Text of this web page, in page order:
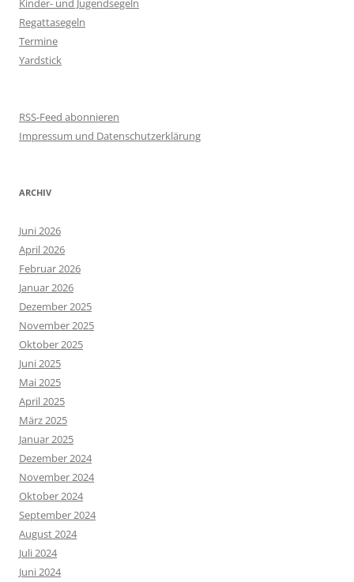
Kinder- und Jugendsegeln
Regattasegeln
Termine
Yardstick
RSS-Feed abonnieren
Impressum und Datenschutzerklärung
ARCHIV
Juni 2026
April 2026
Februar 2026
Januar 2026
Dezember 2025
November 2025
Oktober 2025
Juni 2025
Mai 2025
April 2025
März 2025
Januar 2025
Dezember 2024
November 2024
Oktober 2024
September 2024
August 2024
Juli 2024
Juni 2024